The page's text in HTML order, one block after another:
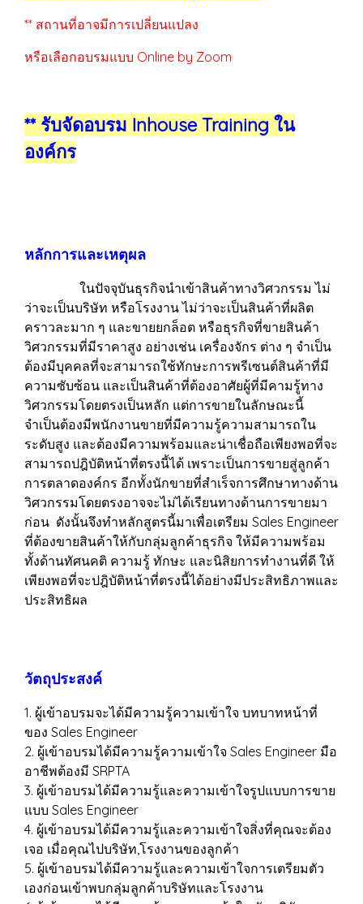
** สถานที่อาจมีการเปลี่ยนแปลง
หรือเลือกอบรมแบบ Online by Zoom
** รับจัดอบรม Inhouse Training ใน
องค์กร
หลักการและเหตุผล
ในปัจจุบันธุรกิจนำเข้าสินค้าทางวิศวกรรม ไม่
ว่าจะเป็นบริษัท หรือโรงงาน ไม่ว่าจะเป็นสินค้าที่ผลิต
คราวละมาก ๆ และขายยกล็อต หรือธุรกิจที่ขายสินค้า
วิศวกรรมที่มีราคาสูง อย่างเช่น เครื่องจักร ต่าง ๆ จำเป็น
ต้องมีบุคคลที่จะสามารถใช้ทักษะการพรีเซนต์สินค้าที่มี
ความซับซ้อน และเป็นสินค้าที่ต้องอาศัยผู้ที่มีคามรู้ทาง
วิศวกรรมโดยตรงเป็นหลัก แต่การขายในลักษณะนี้
จำเป็นต้องมีพนักงานขายที่มีความรู้ความสามารถใน
ระดับสูง และต้องมีความพร้อมและน่าเชื่อถือเพียงพอที่จะ
สามารถปฎิบัติหน้าที่ตรงนี้ได้ เพราะเป็นการขายสู่ลูกค้า
การตลาดองค์กร อีกทั้งนักขายที่สำเร็จการศึกษาทางด้าน
วิศวกรรมโดยตรงอาจจะไม่ได้เรียนทางด้านการขายมา
ก่อน ดังนั้นจึงทำหลักสูตรนี้มาเพื่อเตรียม Sales Engineer
ที่ต้องขายสินค้าให้กับกลุ่มลูกค้าธุรกิจ ให้มีความพร้อม
ทั้งด้านทัศนคติ ความรู้ ทักษะ และนิสิยการทำงานที่ดี ให้
เพียงพอที่จะปฎิบัติหน้าที่ตรงนี้ได้อย่างมีประสิทธิภาพและ
ประสิทธิผล
วัตถุประสงค์
1. ผู้เข้าอบรมจะได้มีความรู้ความเข้าใจ บทบาทหน้าที่
ของ Sales Engineer
2. ผู้เข้าอบรมได้มีความรู้ความเข้าใจ Sales Engineer มือ
อาชีพต้องมี SRPTA
3. ผู้เข้าอบรมได้มีความรู้และความเข้าใจรูปแบบการขาย
แบบ Sales Engineer
4. ผู้เข้าอบรมได้มีความรู้และความเข้าใจสิ่งที่คุณจะต้อง
เจอ เมื่อคุณไปบริษัท,โรงงานของลูกค้า
5. ผู้เข้าอบรมได้มีความรู้และความเข้าใจการเตรียมตัว
เองก่อนเข้าพบกลุ่มลูกค้าบริษัทและโรงงาน